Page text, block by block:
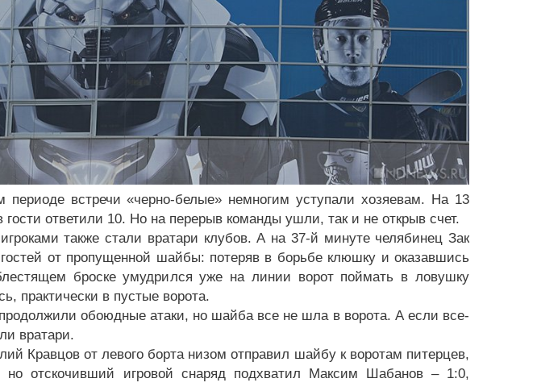
периоде встречи «черно-белые» немногим уступали хозяевам. На 13
ответили 10. Но на перерыв команды ушли, так и не открыв счет.
также стали вратари клубов. А на 37-й минуте челябинец Зак
от пропущенной шайбы: потеряв в борьбе клюшку и оказавшись
броске умудрился уже на линии ворот поймать в ловушку
практически в пустые ворота.
обоюдные атаки, но шайба все не шла в ворота. А если все-
вратари.
Кравцов от левого борта низом отправил шайбу к воротам питерцев,
отскочивший игровой снаряд подхватил Максим Шабанов – 1:0,